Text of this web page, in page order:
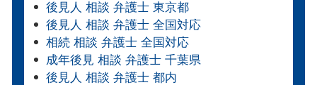
後見人 相談 弁護士 東京都
後見人 相談 弁護士 全国対応
相続 相談 弁護士 全国対応
成年後見 相談 弁護士 千葉県
後見人 相談 弁護士 都内